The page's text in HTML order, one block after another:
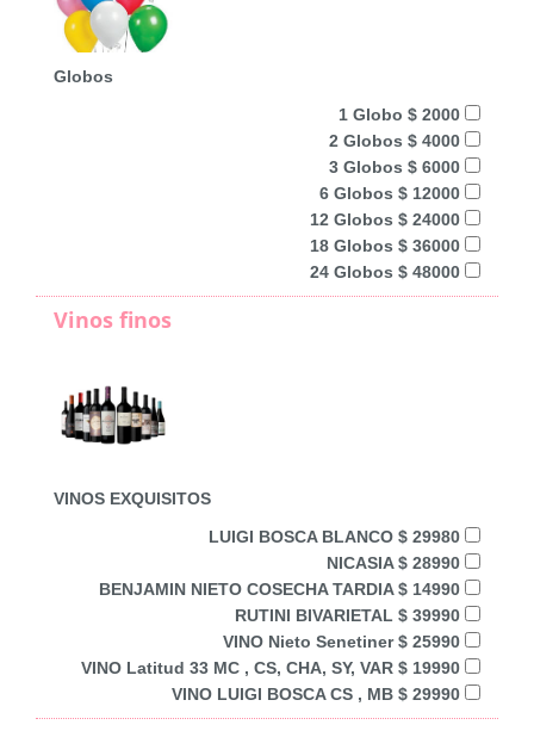
Globos
1 Globo $ 2000
2 Globos $ 4000
3 Globos $ 6000
6 Globos $ 12000
12 Globos $ 24000
18 Globos $ 36000
24 Globos $ 48000
Vinos finos
VINOS EXQUISITOS
LUIGI BOSCA BLANCO $ 29980
NICASIA $ 28990
BENJAMIN NIETO COSECHA TARDIA $ 14990
RUTINI BIVARIETAL $ 39990
VINO Nieto Senetiner $ 25990
VINO Latitud 33 MC , CS, CHA, SY, VAR $ 19990
VINO LUIGI BOSCA CS , MB $ 29990